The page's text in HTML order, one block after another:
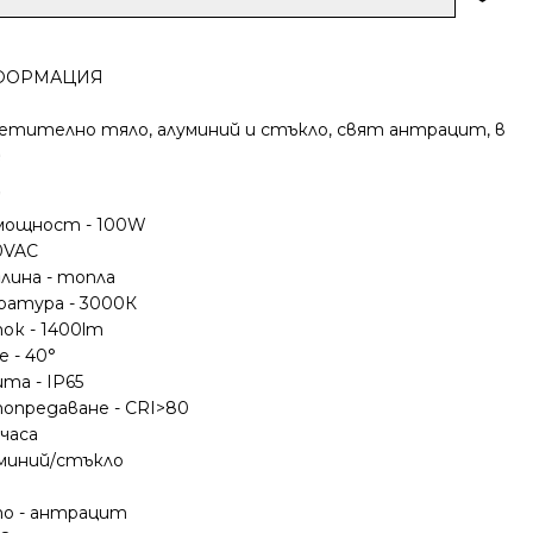
тяло, алуминий и стъкло, свят антрацит, в
- 100W
- топла
- 3000К
- 1400lm
- 40°
- IP65
- CRI>80
стъкло
- антрацит